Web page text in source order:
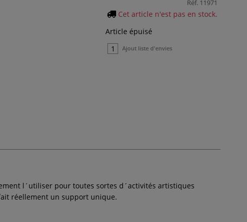
Réf. 11971
Cet article n'est pas en stock.
Article épuisé
Ajout liste d'envies
l´utiliser pour toutes sortes d´activités artistiques
réellement un support unique.